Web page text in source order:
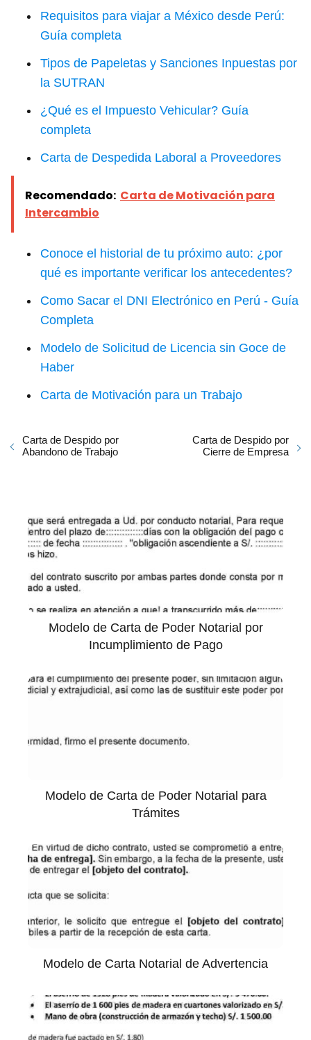
Requisitos para viajar a México desde Perú:
Guía completa
Tipos de Papeletas y Sanciones Inpuestas por
la SUTRAN
¿Qué es el Impuesto Vehicular? Guía
completa
Carta de Despedida Laboral a Proveedores
Recomendado: Carta de Motivación para
Intercambio
Conoce el historial de tu próximo auto: ¿por
qué es importante verificar los antecedentes?
Como Sacar el DNI Electrónico en Perú - Guía
Completa
Modelo de Solicitud de Licencia sin Goce de
Haber
Carta de Motivación para un Trabajo
Carta de Despido por
Abandono de Trabajo
Carta de Despido por
Cierre de Empresa
Modelo de Carta de Poder Notarial por
Incumplimiento de Pago
Modelo de Carta de Poder Notarial para
Trámites
Modelo de Carta Notarial de Advertencia